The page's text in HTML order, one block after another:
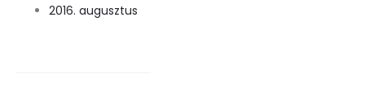
2016. augusztus